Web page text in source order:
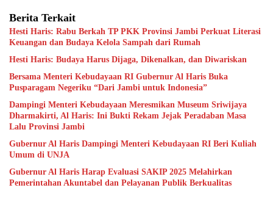
Berita Terkait
Hesti Haris: Rabu Berkah TP PKK Provinsi Jambi Perkuat Literasi
Keuangan dan Budaya Kelola Sampah dari Rumah
Hesti Haris: Budaya Harus Dijaga, Dikenalkan, dan Diwariskan
Bersama Menteri Kebudayaan RI Gubernur Al Haris Buka
Pusparagam Negeriku “Dari Jambi untuk Indonesia”
Dampingi Menteri Kebudayaan Meresmikan Museum Sriwijaya
Dharmakirti, Al Haris: Ini Bukti Rekam Jejak Peradaban Masa
Lalu Provinsi Jambi
Gubernur Al Haris Dampingi Menteri Kebudayaan RI Beri Kuliah
Umum di UNJA
Gubernur Al Haris Harap Evaluasi SAKIP 2025 Melahirkan
Pemerintahan Akuntabel dan Pelayanan Publik Berkualitas